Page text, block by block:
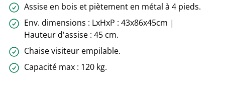
Assise en bois et piètement en métal à 4 pieds.
Env. dimensions : LxHxP : 43x86x45cm |
Hauteur d'assise : 45 cm.
Chaise visiteur empilable.
Capacité max : 120 kg.